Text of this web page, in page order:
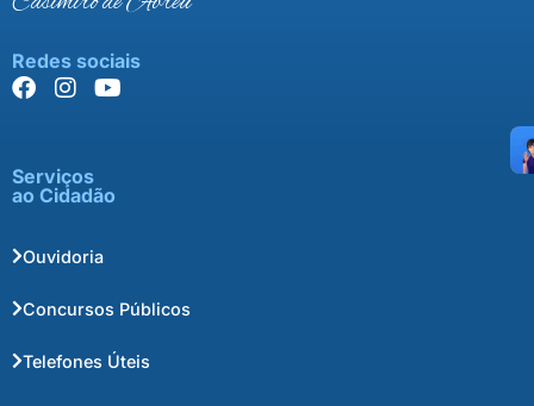
Redes sociais
Serviços
ao Cidadão
Ouvidoria
Concursos Públicos
Telefones Úteis